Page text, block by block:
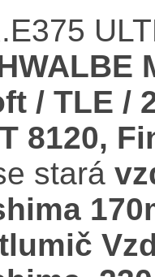
/ TLE /
8120,
stará